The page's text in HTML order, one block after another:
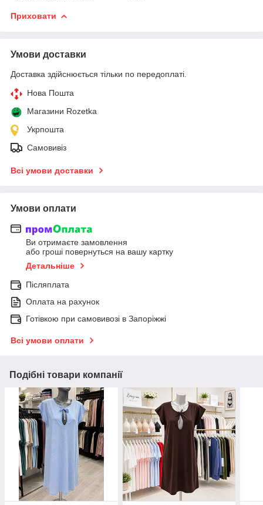
Приховати
Умови доставки
Доставка здійснюється тільки по передоплаті.
Нова Пошта
Магазини Rozetka
Укрпошта
Самовивіз
Всі умови доставки
Умови оплати
Ви отримаєте замовлення
або гроші повернуться на вашу картку
Детальніше
Післяплата
Оплата на рахунок
Готівкою при самовивозі в Запоріжжі
Всі умови оплати
Подібні товари компанії